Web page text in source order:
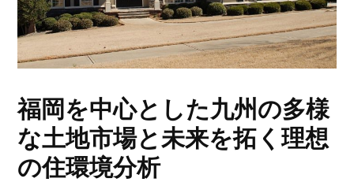
福岡を中心とした九州の多様
な土地市場と未来を拓く理想
の住環境分析